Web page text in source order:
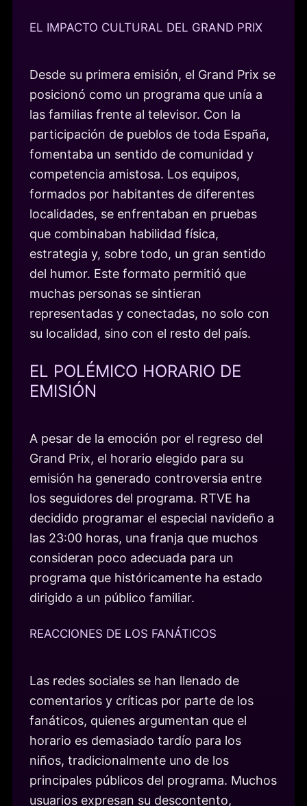
EL IMPACTO CULTURAL DEL GRAND PRIX
Desde su primera emisión, el Grand Prix se
posicionó como un programa que unía a
las familias frente al televisor. Con la
participación de pueblos de toda España,
fomentaba un sentido de comunidad y
competencia amistosa. Los equipos,
formados por habitantes de diferentes
localidades, se enfrentaban en pruebas
que combinaban habilidad física,
estrategia y, sobre todo, un gran sentido
del humor. Este formato permitió que
muchas personas se sintieran
representadas y conectadas, no solo con
su localidad, sino con el resto del país.
EL POLÉMICO HORARIO DE
EMISIÓN
A pesar de la emoción por el regreso del
Grand Prix, el horario elegido para su
emisión ha generado controversia entre
los seguidores del programa. RTVE ha
decidido programar el especial navideño a
las 23:00 horas, una franja que muchos
consideran poco adecuada para un
programa que históricamente ha estado
dirigido a un público familiar.
REACCIONES DE LOS FANÁTICOS
Las redes sociales se han llenado de
comentarios y críticas por parte de los
fanáticos, quienes argumentan que el
horario es demasiado tardío para los
niños, tradicionalmente uno de los
principales públicos del programa. Muchos
usuarios expresan su descontento,